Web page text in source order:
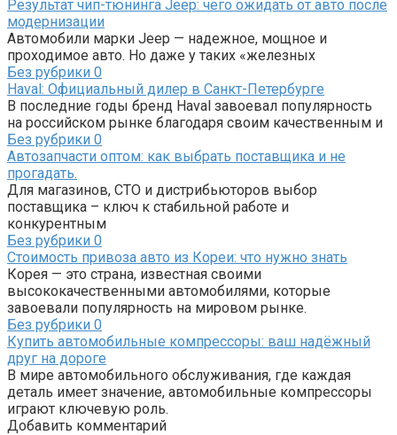
Результат чип-тюнинга Jeep: чего ожидать от авто после
модернизации
Автомобили марки Jeep — надежное, мощное и
проходимое авто. Но даже у таких «железных
Без рубрики 0
Haval: Официальный дилер в Санкт-Петербурге
В последние годы бренд Haval завоевал популярность
на российском рынке благодаря своим качественным и
Без рубрики 0
Автозапчасти оптом: как выбрать поставщика и не
прогадать.
Для магазинов, СТО и дистрибьюторов выбор
поставщика – ключ к стабильной работе и
конкурентным
Без рубрики 0
Стоимость привоза авто из Кореи: что нужно знать
Корея — это страна, известная своими
высококачественными автомобилями, которые
завоевали популярность на мировом рынке.
Без рубрики 0
Купить автомобильные компрессоры: ваш надёжный
друг на дороге
В мире автомобильного обслуживания, где каждая
деталь имеет значение, автомобильные компрессоры
играют ключевую роль.
Добавить комментарий